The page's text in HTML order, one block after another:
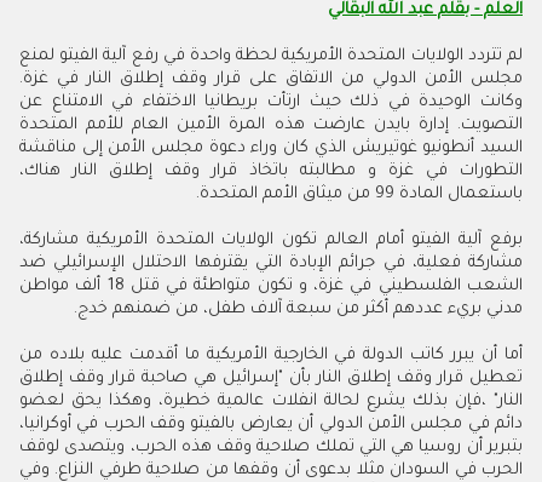
العلم - بقلم عبد الله البقالي
لم تتردد الولايات المتحدة الأمريكية لحظة واحدة في رفع آلية الفيتو لمنع
مجلس الأمن الدولي من الاتفاق على قرار وقف إطلاق النار في غزة.
وكانت الوحيدة في ذلك حيث ارتأت بريطانيا الاختفاء في الامتناع عن
التصويت. إدارة بايدن عارضت هذه المرة الأمين العام للأمم المتحدة
السيد أنطونيو غوتيريش الذي كان وراء دعوة مجلس الأمن إلى مناقشة
التطورات في غزة و مطالبته باتخاذ قرار وقف إطلاق النار هناك،
باستعمال المادة 99 من ميثاق الأمم المتحدة
.
برفع آلية الفيتو أمام العالم تكون الولايات المتحدة الأمريكية مشاركة،
مشاركة فعلية، في جرائم الإبادة التي يقترفها الاحتلال الإسرائيلي ضد
الشعب الفلسطيني في غزة، و تكون متواطئة في قتل 18 ألف مواطن
مدني بريء عددهم أكثر من سبعة آلاف طفل، من ضمنهم خدج.
أما أن يبرر كاتب الدولة في الخارجية الأمريكية ما أقدمت عليه بلاده من
تعطيل قرار وقف إطلاق النار بأن "إسرائيل هي صاحبة قرار وقف إطلاق
النار" ،فإن بذلك يشرع لحالة انفلات عالمية خطيرة، وهكذا يحق لعضو
دائم في مجلس الأمن الدولي أن يعارض بالفيتو وقف الحرب في أوكرانيا،
بتبرير أن روسيا هي التي تملك صلاحية وقف هذه الحرب، ويتصدى لوقف
الحرب في السودان مثلا بدعوى أن وقفها من صلاحية طرفي النزاع. وفي